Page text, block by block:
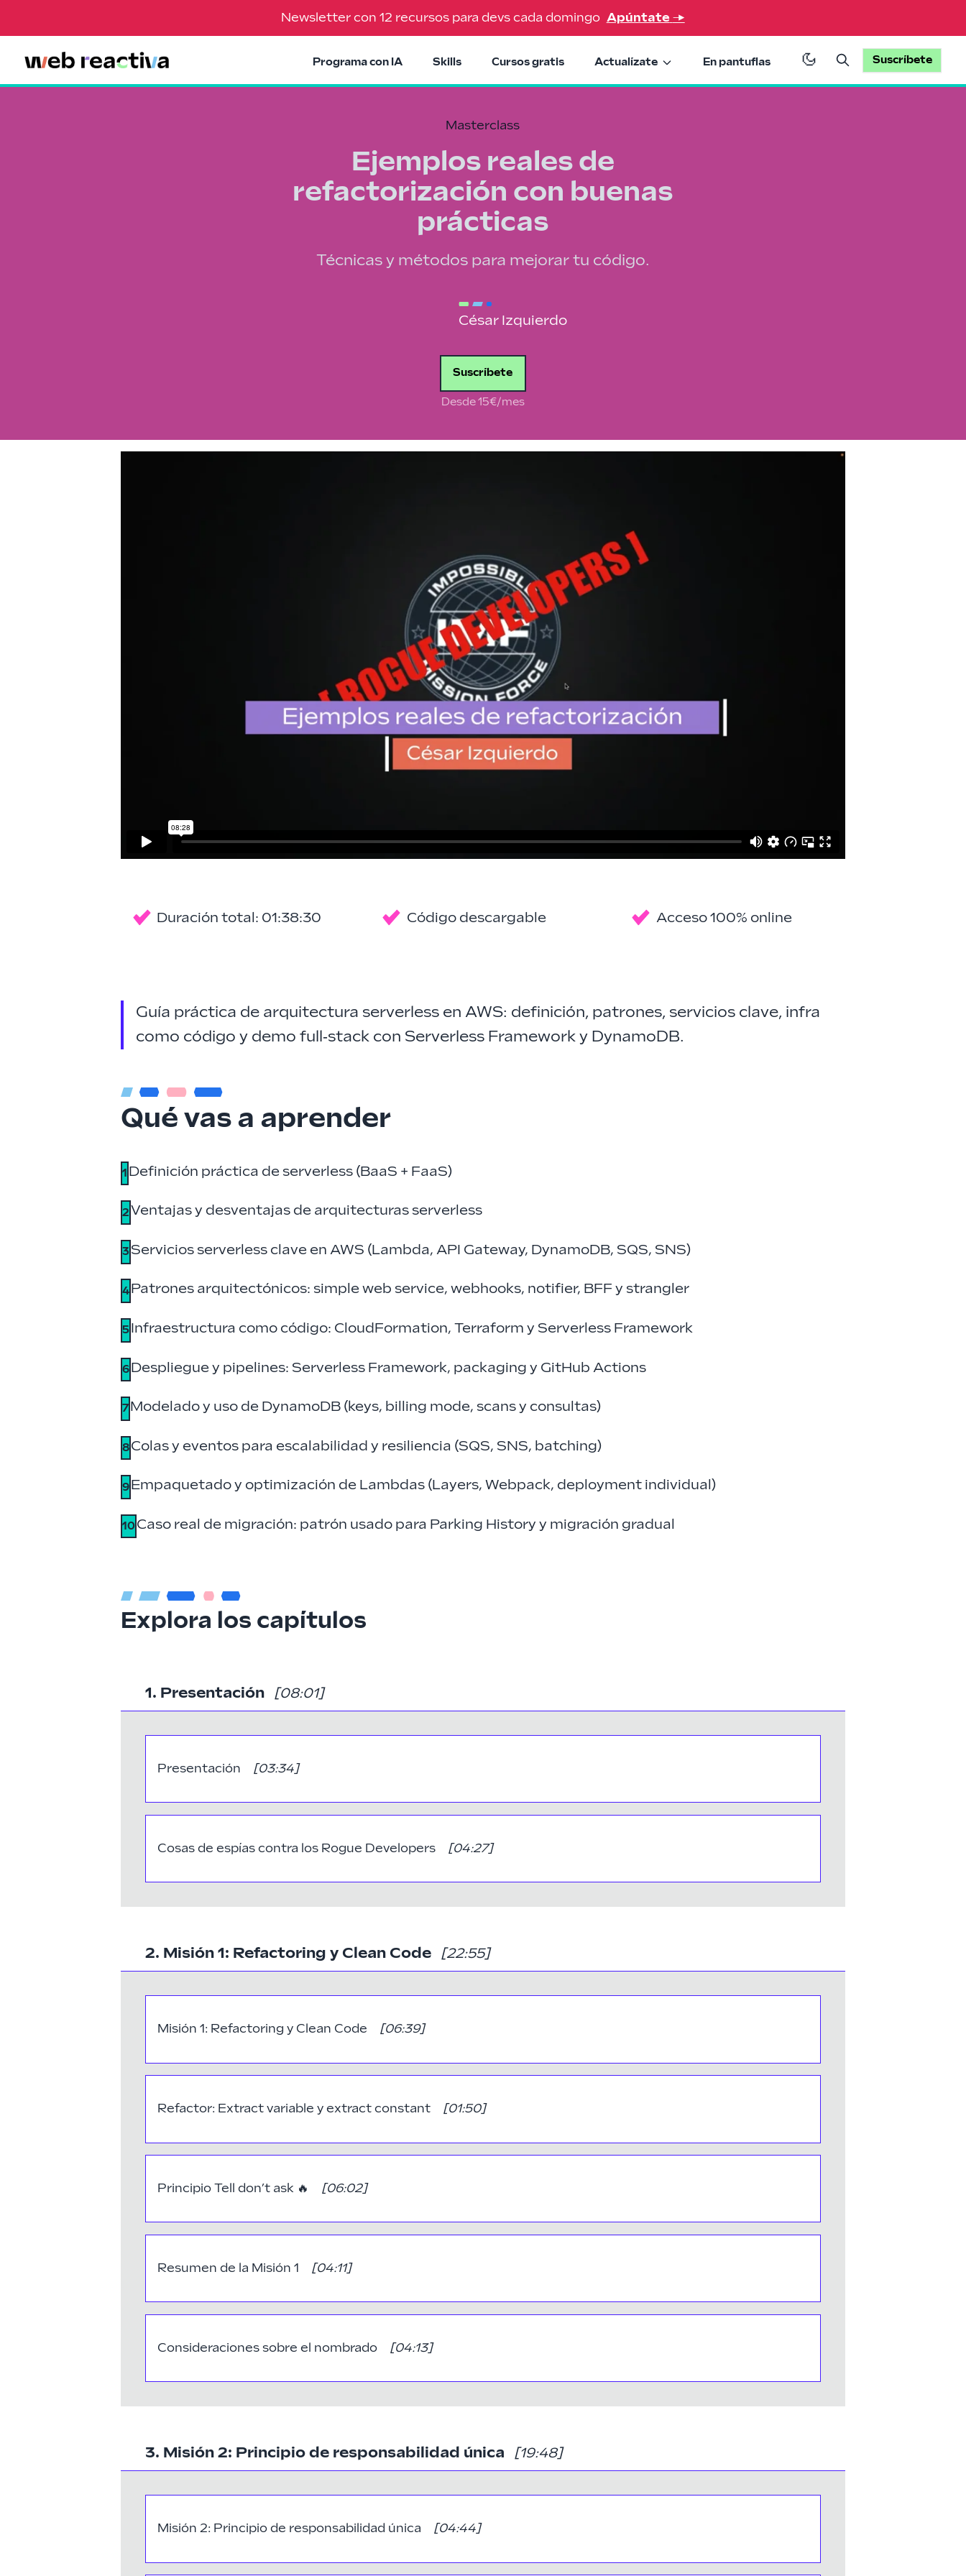
Newsletter con 12 recursos para devs cada domingo Apúntate →
Programa con IA Skills Cursos gratis Actualízate En pantuflas Suscríbete
Masterclass
Ejemplos reales de
refactorización con buenas
prácticas
Técnicas y métodos para mejorar tu código.
César Izquierdo
Suscríbete
Desde 15€/mes
Duración total: 01:38:30 Código descargable Acceso 100% online
Guía práctica de arquitectura serverless en AWS: definición, patrones, servicios clave, infra
como código y demo full‑stack con Serverless Framework y DynamoDB.
Qué vas a aprender
1 Definición práctica de serverless (BaaS + FaaS)
2Ventajas y desventajas de arquitecturas serverless
3 Servicios serverless clave en AWS (Lambda, API Gateway, DynamoDB, SQS, SNS)
4Patrones arquitectónicos: simple web service, webhooks, notifier, BFF y strangler
5Infraestructura como código: CloudFormation, Terraform y Serverless Framework
6Despliegue y pipelines: Serverless Framework, packaging y GitHub Actions
7Modelado y uso de DynamoDB (keys, billing mode, scans y consultas)
8Colas y eventos para escalabilidad y resiliencia (SQS, SNS, batching)
9Empaquetado y optimización de Lambdas (Layers, Webpack, deployment individual)
10Caso real de migración: patrón usado para Parking History y migración gradual
Explora los capítulos
1. Presentación [08:01]
Presentación [03:34]
Cosas de espías contra los Rogue Developers [04:27]
2. Misión 1: Refactoring y Clean Code [22:55]
Misión 1: Refactoring y Clean Code [06:39]
Refactor: Extract variable y extract constant [01:50]
Principio Tell don’t ask 🔥 [06:02]
Resumen de la Misión 1 [04:11]
Consideraciones sobre el nombrado [04:13]
3. Misión 2: Principio de responsabilidad única [19:48]
Misión 2: Principio de responsabilidad única [04:44]